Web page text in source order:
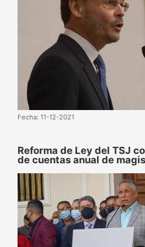
Fecha: 11-12-2021
Reforma de Ley del TSJ
de cuentas anual de